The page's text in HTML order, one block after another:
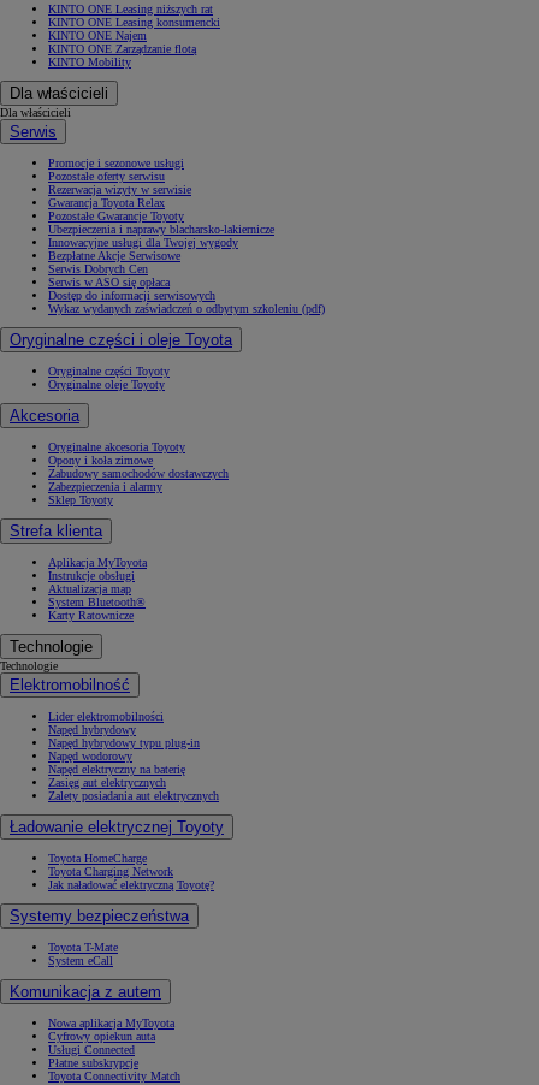
KINTO ONE Leasing niższych rat
KINTO ONE Leasing konsumencki
KINTO ONE Najem
KINTO ONE Zarządzanie flotą
KINTO Mobility
Dla właścicieli
Dla właścicieli
Serwis
Promocje i sezonowe usługi
Pozostałe oferty serwisu
Rezerwacja wizyty w serwisie
Gwarancja Toyota Relax
Pozostałe Gwarancje Toyoty
Ubezpieczenia i naprawy blacharsko-lakiernicze
Innowacyjne usługi dla Twojej wygody
Bezpłatne Akcje Serwisowe
Serwis Dobrych Cen
Serwis w ASO się opłaca
Dostęp do informacji serwisowych
Wykaz wydanych zaświadczeń o odbytym szkoleniu (pdf)
Oryginalne części i oleje Toyota
Oryginalne części Toyoty
Oryginalne oleje Toyoty
Akcesoria
Oryginalne akcesoria Toyoty
Opony i koła zimowe
Zabudowy samochodów dostawczych
Zabezpieczenia i alarmy
Sklep Toyoty
Strefa klienta
Aplikacja MyToyota
Instrukcje obsługi
Aktualizacja map
System Bluetooth®
Karty Ratownicze
Technologie
Technologie
Elektromobilność
Lider elektromobilności
Napęd hybrydowy
Napęd hybrydowy typu plug-in
Napęd wodorowy
Napęd elektryczny na baterię
Zasięg aut elektrycznych
Zalety posiadania aut elektrycznych
Ładowanie elektrycznej Toyoty
Toyota HomeCharge
Toyota Charging Network
Jak naładować elektryczną Toyotę?
Systemy bezpieczeństwa
Toyota T-Mate
System eCall
Komunikacja z autem
Nowa aplikacja MyToyota
Cyfrowy opiekun auta
Usługi Connected
Płatne subskrypcje
Toyota Connectivity Match